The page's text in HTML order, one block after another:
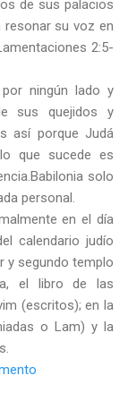
de sus palacios
su voz en
2:5-
ningún lado y
sus quejidos y
así porque Judá
que sucede es
solo
personal.
en el día
calendario judío
y segundo templo
el libro de las
(escritos); en la
o Lam) y la